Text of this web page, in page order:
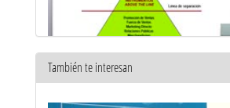
También te interesan